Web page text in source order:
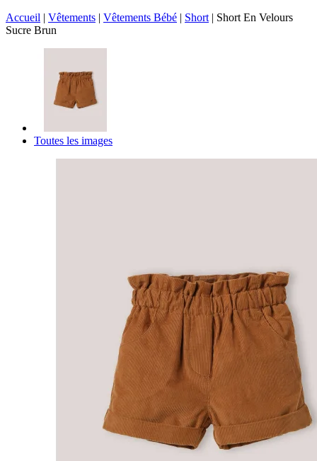
Accueil | Vêtements | Vêtements Bébé | Short | Short En Velours
Sucre Brun
Toutes les images